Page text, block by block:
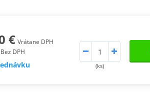
€ Vrátane DPH
Bez DPH
(ks)